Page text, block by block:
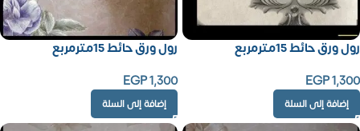
رول ورق حائط 15مترمربع
EGP1,300
إضافة إلى السلة
رول ورق حائط 15مترمربع
EGP1,300
إضافة إلى السلة